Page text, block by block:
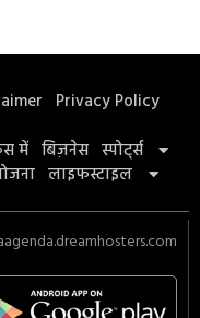
Privacy Policy
में बिज़नेस स्पोर्ट्स
लाइफस्टाइल